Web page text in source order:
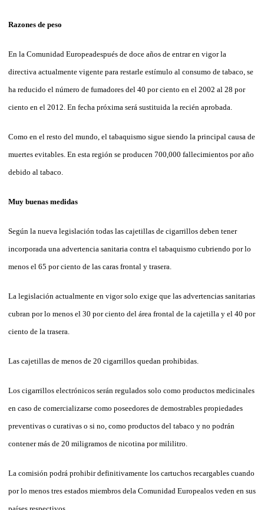
Razones de peso
En la Comunidad Europeadespués de doce años de entrar en vigor la
directiva actualmente vigente para restarle estímulo al consumo de tabaco, se
ha reducido el número de fumadores del 40 por ciento en el 2002 al 28 por
ciento en el 2012. En fecha próxima será sustituida la recién aprobada.
Como en el resto del mundo, el tabaquismo sigue siendo la principal causa de
muertes evitables. En esta región se producen 700,000 fallecimientos por año
debido al tabaco.
Muy buenas medidas
Según la nueva legislación todas las cajetillas de cigarrillos deben tener
incorporada una advertencia sanitaria contra el tabaquismo cubriendo por lo
menos el 65 por ciento de las caras frontal y trasera.
La legislación actualmente en vigor solo exige que las advertencias sanitarias
cubran por lo menos el 30 por ciento del área frontal de la cajetilla y el 40 por
ciento de la trasera.
Las cajetillas de menos de 20 cigarrillos quedan prohibidas.
Los cigarrillos electrónicos serán regulados solo como productos medicinales
en caso de comercializarse como poseedores de demostrables propiedades
preventivas o curativas o si no, como productos del tabaco y no podrán
contener más de 20 miligramos de nicotina por mililitro.
La comisión podrá prohibir definitivamente los cartuchos recargables cuando
por lo menos tres estados miembros dela Comunidad Europealos veden en sus